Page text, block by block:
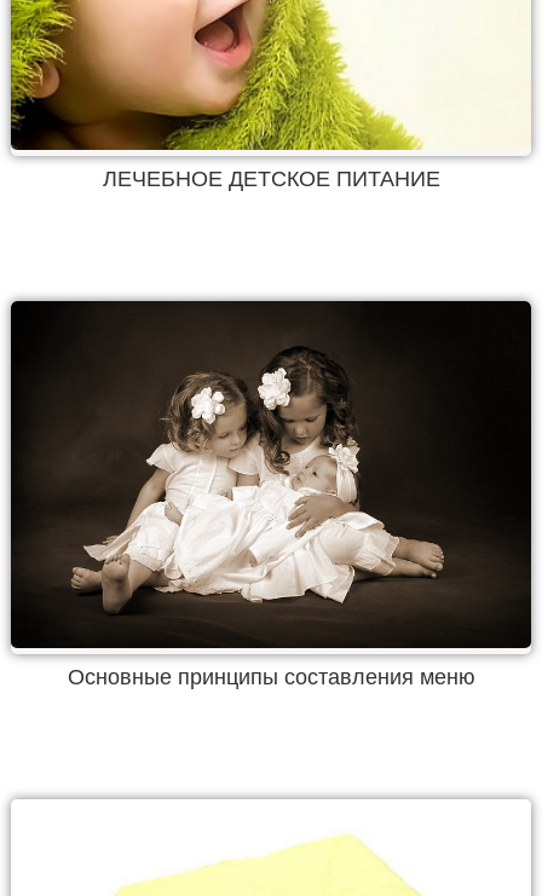
ЛЕЧЕБНОЕ ДЕТСКОЕ ПИТАНИЕ
Основные принципы составления меню